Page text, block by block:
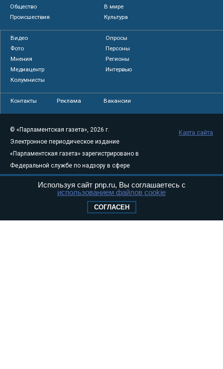
Общество
В мире
Происшествия
Культура
Видео
Опросы
Фото
Персоны
Мнения
Регионы
Медиацентр
Интервью
Колумнисты
Контакты Реклама Вакансии
© «Парламентская газета», 2026 г.
Электронное периодическое издание
«Парламентская газета» зарегистрировано в
Федеральной службе по надзору в сфере
связи, информационных технологий и
массовых коммуникаций (Роскомнадзор) 05
Свидетельство о регистрации Эл № ФС77-
Карта сайта
Используя сайт pnp.ru, Вы соглашаетесь с
использованием файлов cookie
СОГЛАСЕН